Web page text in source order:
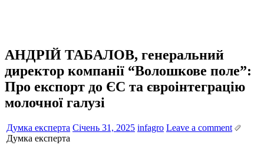
АНДРІЙ ТАБАЛОВ, генеральний
директор компанії “Волошкове поле”:
Про експорт до ЄС та євроінтеграцію
молочної галузі
Думка експерта Січень 31, 2025 infagro Leave a comment
Думка експерта